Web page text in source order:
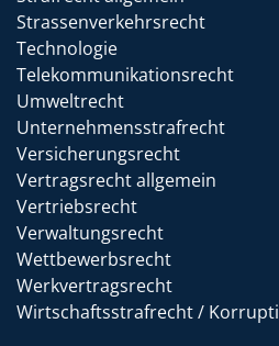
Strassenverkehrsrecht
Technologie
Telekommunikationsrecht
Umweltrecht
Unternehmensstrafrecht
Versicherungsrecht
Vertragsrecht allgemein
Vertriebsrecht
Verwaltungsrecht
Wettbewerbsrecht
Werkvertragsrecht
Wirtschaftsstrafrecht /